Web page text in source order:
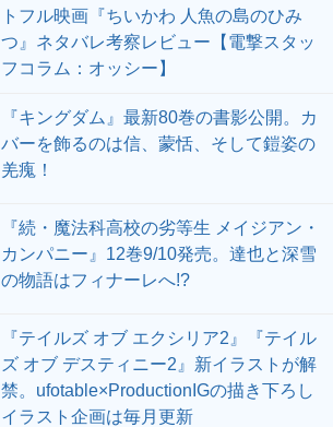
トフル映画『ちいかわ 人魚の島のひみ
つ』ネタバレ考察レビュー【電撃スタッ
フコラム：オッシー】
『キングダム』最新80巻の書影公開。カ
バーを飾るのは信、蒙恬、そして鎧姿の
羌瘣！
『続・魔法科高校の劣等生 メイジアン・
カンパニー』12巻9/10発売。達也と深雪
の物語はフィナーレへ!?
『テイルズ オブ エクシリア2』『テイル
ズ オブ デスティニー2』新イラストが解
禁。ufotable×ProductionIGの描き下ろし
イラスト企画は毎月更新